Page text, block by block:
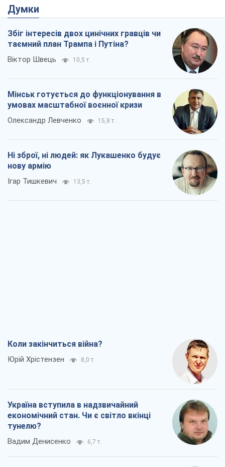
Думки
Збіг інтересів двох цинічних гравців чи
таємний план Трампа і Путіна?
Віктор Швець 10,5 т.
Мінськ готується до функціонування в
умовах масштабної воєнної кризи
Олександр Левченко 15,8 т.
Ні зброї, ні людей: як Лукашенко будує
нову армію
Ігар Тишкевич 13,5 т.
Коли закінчиться війна?
Юрій Хрістензен 8,0 т.
Україна вступила в надзвичайний
економічний стан. Чи є світло вкінці
тунелю?
Вадим Денисенко 6,7 т.